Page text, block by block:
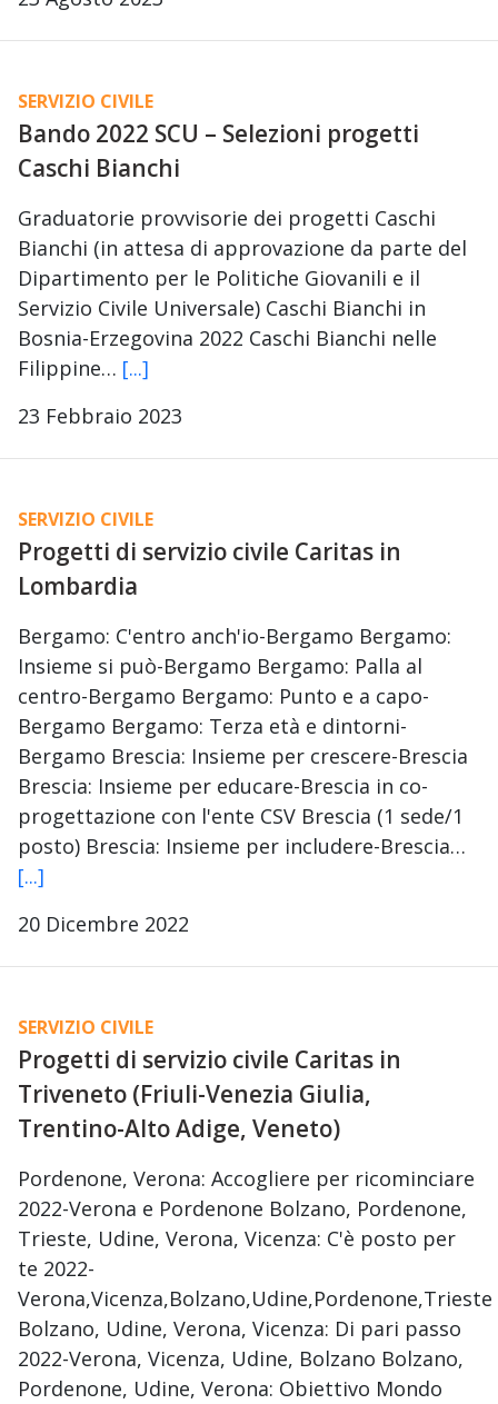
SERVIZIO CIVILE
Bando 2022 SCU – Selezioni progetti
Caschi Bianchi
Graduatorie provvisorie dei progetti Caschi
Bianchi (in attesa di approvazione da parte del
Dipartimento per le Politiche Giovanili e il
Servizio Civile Universale) Caschi Bianchi in
Bosnia-Erzegovina 2022 Caschi Bianchi nelle
Filippine… [...]
23 Febbraio 2023
SERVIZIO CIVILE
Progetti di servizio civile Caritas in
Lombardia
Bergamo: C'entro anch'io-Bergamo Bergamo:
Insieme si può-Bergamo Bergamo: Palla al
centro-Bergamo Bergamo: Punto e a capo-
Bergamo Bergamo: Terza età e dintorni-
Bergamo Brescia: Insieme per crescere-Brescia
Brescia: Insieme per educare-Brescia in co-
progettazione con l'ente CSV Brescia (1 sede/1
posto) Brescia: Insieme per includere-Brescia…
[...]
20 Dicembre 2022
SERVIZIO CIVILE
Progetti di servizio civile Caritas in
Triveneto (Friuli-Venezia Giulia,
Trentino-Alto Adige, Veneto)
Pordenone, Verona: Accogliere per ricominciare
2022-Verona e Pordenone Bolzano, Pordenone,
Trieste, Udine, Verona, Vicenza: C'è posto per
te 2022-
Verona,Vicenza,Bolzano,Udine,Pordenone,Trieste
Bolzano, Udine, Verona, Vicenza: Di pari passo
2022-Verona, Vicenza, Udine, Bolzano Bolzano,
Pordenone, Udine, Verona: Obiettivo Mondo